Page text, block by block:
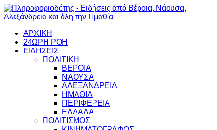
ΑΡΧΙΚΗ
24ΩΡΗ ΡΟΗ
ΕΙΔΗΣΕΙΣ
ΠΟΛΙΤΙΚΗ
ΒΕΡΟΙΑ
ΝΑΟΥΣΑ
ΑΛΕΞΑΝΔΡΕΙΑ
ΗΜΑΘΙΑ
ΠΕΡΙΦΕΡΕΙΑ
ΕΛΛΑΔΑ
ΠΟΛΙΤΙΣΜΟΣ